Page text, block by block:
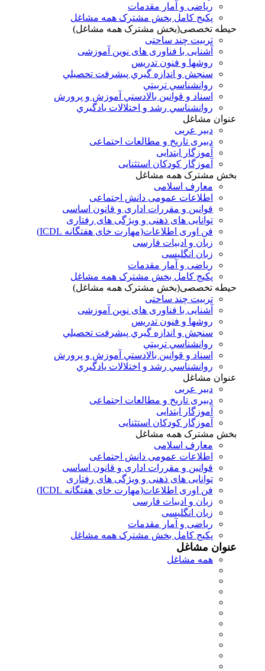
ریاضی و آمار مقدمات
پکیج کامل بخش مشترک همه مشاغل
حیطه تخصصی(بخش مشترک همه مشاغل)
تربیت چند ساحتی
آشنایی با فناوری های نوین آموزشی
روشها و فنون تدريس
سنجش و اندازه گيري پيشرفت تحصيلي
روانشناسي تربيتي
اسناد و قوانين بالادستي آموزش و پرورش
روانشناسي رشد و اختلالات يادگيري
عنوان مشاغل
دبير عربی
دبیری تاریخ و مطالعات اجتماعی
آموزگار ابتدایی
آموزگار کودکان استثنایی
بخش مشترک همه مشاغل
معارف اسلامی
اطلاعات عمومی دانش اجتماعی
قوانین و مقررات اداری و قانون اساسی
توانایی های ذهنی و ویژگی های رفتاری
فن اوری اطلاعات(مهارت خای هفتگانه ICDL)
زبان و ادبیات فارسی
زبان انگلیسی
ریاضی و آمار مقدمات
پکیج کامل بخش مشترک همه مشاغل
حیطه تخصصی(بخش مشترک همه مشاغل)
تربیت چند ساحتی
آشنایی با فناوری های نوین آموزشی
روشها و فنون تدريس
سنجش و اندازه گيري پيشرفت تحصيلي
روانشناسي تربيتي
اسناد و قوانين بالادستي آموزش و پرورش
روانشناسي رشد و اختلالات يادگيري
عنوان مشاغل
دبير عربی
دبیری تاریخ و مطالعات اجتماعی
آموزگار ابتدایی
آموزگار کودکان استثنایی
بخش مشترک همه مشاغل
معارف اسلامی
اطلاعات عمومی دانش اجتماعی
قوانین و مقررات اداری و قانون اساسی
توانایی های ذهنی و ویژگی های رفتاری
فن اوری اطلاعات(مهارت خای هفتگانه ICDL)
زبان و ادبیات فارسی
زبان انگلیسی
ریاضی و آمار مقدمات
پکیج کامل بخش مشترک همه مشاغل
عنوان مشاغل
همه مشاغل